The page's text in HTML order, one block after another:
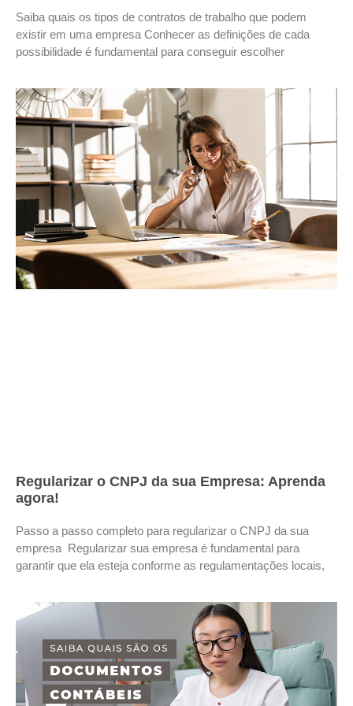
Saiba quais os tipos de contratos de trabalho que podem
existir em uma empresa Conhecer as definições de cada
possibilidade é fundamental para conseguir escolher
Regularizar o CNPJ da sua Empresa: Aprenda
agora!
Passo a passo completo para regularizar o CNPJ da sua
empresa Regularizar sua empresa é fundamental para
garantir que ela esteja conforme as regulamentações locais,